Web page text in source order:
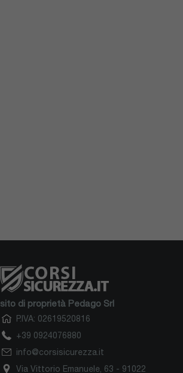
sito di proprietà Pedago Srl
P.IVA: 02619520816
+39 0924076880
info@corsisicurezza.it
Via Vittorio Emanuele, 63 - 91022